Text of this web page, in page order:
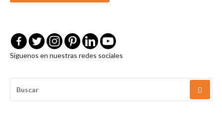
Síguenos en nuestras redes sociales
POR: